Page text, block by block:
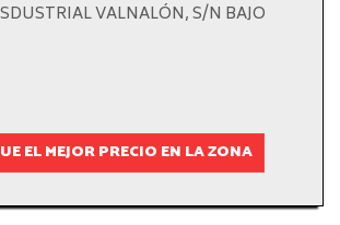
VALNALÓN, S/N BAJO
EL MEJOR PRECIO EN LA ZONA